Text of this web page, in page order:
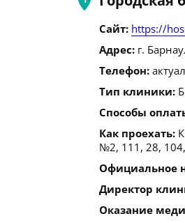
Сайт: https://
Адрес: г.
Телефон:
Тип клиники:
Способы
Как проехать:
№2, 111, 28,
Официальное
Директор
Оказание